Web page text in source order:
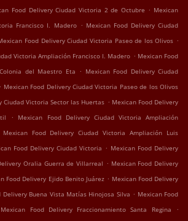
Food Delivery Ciudad Victoria 2 de Octubre . Mexican
Francisco I. Madero . Mexican Food Delivery Ciudad
Food Delivery Ciudad Victoria Paseo de los Olivos .
Victoria Ampliación Francisco I. Madero . Mexican Food
del Maestro Eta . Mexican Food Delivery Ciudad
. Mexican Food Delivery Ciudad Victoria Paseo de los Olivos
Ciudad Victoria Sector las Huertas . Mexican Food Delivery
.
Mexican Food Delivery Ciudad Victoria Ampliación
Mexican Food Delivery Ciudad Victoria Ampliación Luis
Food Delivery Ciudad Victoria . Mexican Food Delivery
Oralia Guerra de Villarreal . Mexican Food Delivery
Food Delivery Ejido Benito Juárez . Mexican Food Delivery
Delivery Buena Vista Matías Hinojosa Silva . Mexican Food
Mexican Food Delivery Fraccionamiento Santa Regina
.